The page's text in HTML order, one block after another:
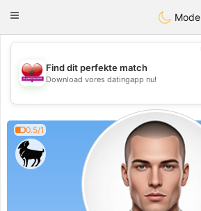
Maroc Dating
Toggle
Mode
💖
💕
Find dit perfekte match
Download vores datingapp nu!
0.5/1